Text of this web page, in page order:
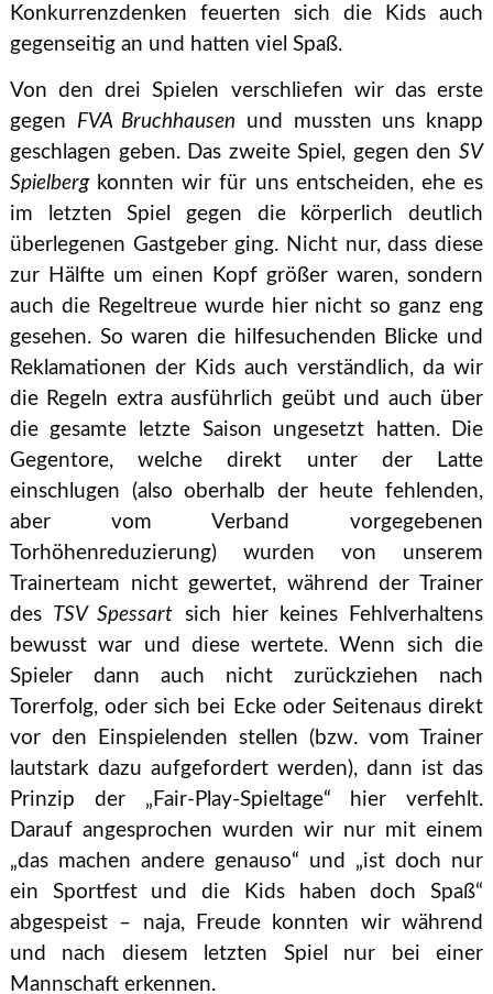
Konkurrenzdenken feuerten sich die Kids auch
gegenseitig an und hatten viel Spaß.
Von den drei Spielen verschliefen wir das erste
gegen FVA Bruchhausen und mussten uns knapp
geschlagen geben. Das zweite Spiel, gegen denSV
Spielbergkonnten wir für uns entscheiden, ehe es
im letzten Spiel gegen die körperlich deutlich
überlegenen Gastgeber ging. Nicht nur, dass diese
zur Hälfte um einen Kopf größer waren, sondern
auch die Regeltreue wurde hier nicht so ganz eng
gesehen. So waren die hilfesuchenden Blicke und
Reklamationen der Kids auch verständlich, da wir
die Regeln extra ausführlich geübt und auch über
die gesamte letzte Saison ungesetzt hatten. Die
Gegentore, welche direkt unter der Latte
einschlugen (also oberhalb der heute fehlenden,
aber vom Verband vorgegebenen
Torhöhenreduzierung) wurden von unserem
Trainerteam nicht gewertet, während der Trainer
des TSV Spessart sich hier keines Fehlverhaltens
bewusst war und diese wertete. Wenn sich die
Spieler dann auch nicht zurückziehen nach
Torerfolg, oder sich bei Ecke oder Seitenaus direkt
vor den Einspielenden stellen (bzw. vom Trainer
lautstark dazu aufgefordert werden), dann ist das
Prinzip der „Fair-Play-Spieltage“ hier verfehlt.
Darauf angesprochen wurden wir nur mit einem
„das machen andere genauso“ und „ist doch nur
ein Sportfest und die Kids haben doch Spaß“
abgespeist – naja, Freude konnten wir während
und nach diesem letzten Spiel nur bei einer
Mannschaft erkennen.